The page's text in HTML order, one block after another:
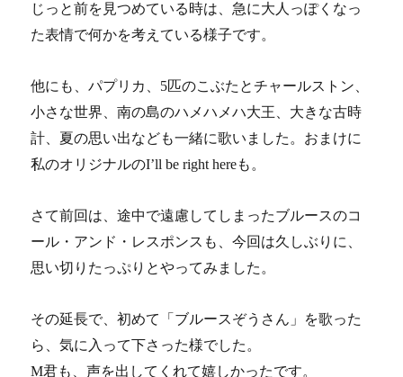
じっと前を見つめている時は、急に大人っぽくなっ
た表情で何かを考えている様子です。
他にも、パプリカ、5匹のこぶたとチャールストン、
小さな世界、南の島のハメハメハ大王、大きな古時
計、夏の思い出なども一緒に歌いました。おまけに
私のオリジナルのI’ll be right hereも。
さて前回は、途中で遠慮してしまったブルースのコ
ール・アンド・レスポンスも、今回は久しぶりに、
思い切りたっぷりとやってみました。
その延長で、初めて「ブルースぞうさん」を歌った
ら、気に入って下さった様でした。
M君も、声を出してくれて嬉しかったです。